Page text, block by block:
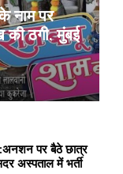
नाम पर
की ठगी, मुंबई
:अनशन पर बैठे छात्र
अस्पताल में भर्ती